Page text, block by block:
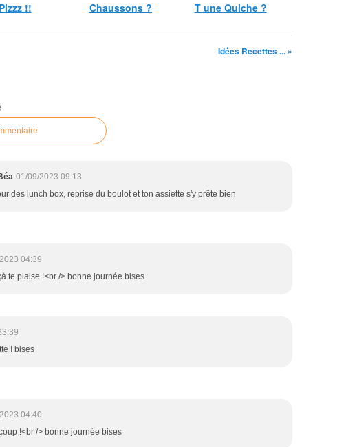
!! Chaussons ? T une Quiche ?
Idées Recettes ... »
01/09/2023 09:13
des lunch box, reprise du boulot et ton assiette s'y prête bien
04:39
te plaise !<br /> bonne journée bises
! bises
04:40
!<br /> bonne journée bises